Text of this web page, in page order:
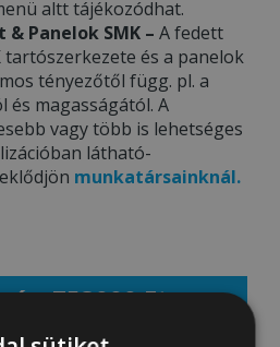
altt tájékozódhat.
Panelok SMK – A fedett
tartószerkezete és a panelok
tényezőtől függ. pl. a
és magasságától. A
vagy több is lehetséges
látható-
munkatársainknál.
753000 Ft